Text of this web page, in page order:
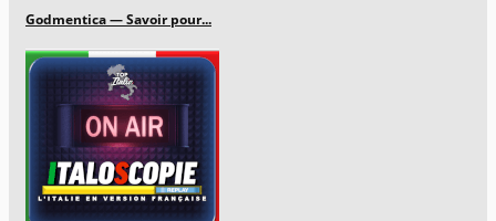
Godmentica — Savoir pour...